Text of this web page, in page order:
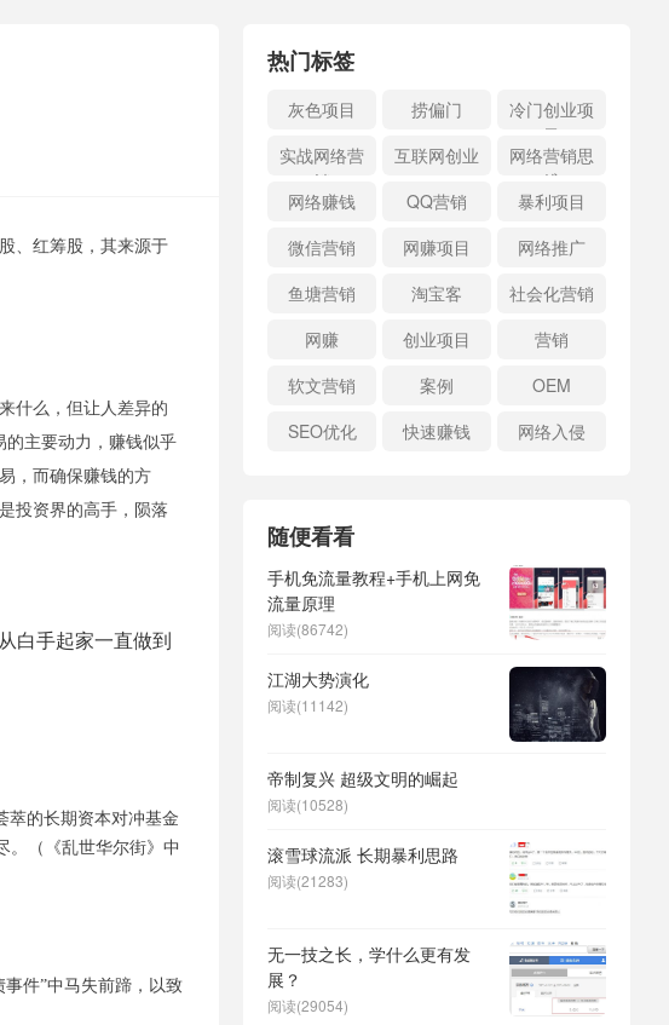
、红筹股，其来源于
什么，但让人差异的
的主要动力，赚钱似乎
，而确保赚钱的方
投资界的高手，陨落
白手起家一直做到
萃的长期资本对冲基金
。（《乱世华尔街》中
事件”中马失前蹄，以致
热门标签
灰色项目 捞偏门
冷门创业项
目
实战网络营
销
互联网创业
网络营销思
维
网络赚钱
QQ营销
暴利项目
微信营销
网赚项目
网络推广
鱼塘营销
淘宝客
社会化营销
网赚
创业项目
营销
软文营销
案例
OEM
SEO优化
快速赚钱 网络入侵
随便看看
手机免流量教程+手机上网免
流量原理
阅读(86742)
江湖大势演化
阅读(11142)
帝制复兴 超级文明的崛起
阅读(10528)
滚雪球流派 长期暴利思路
阅读(21283)
无一技之长，学什么更有发
展？
阅读(29054)